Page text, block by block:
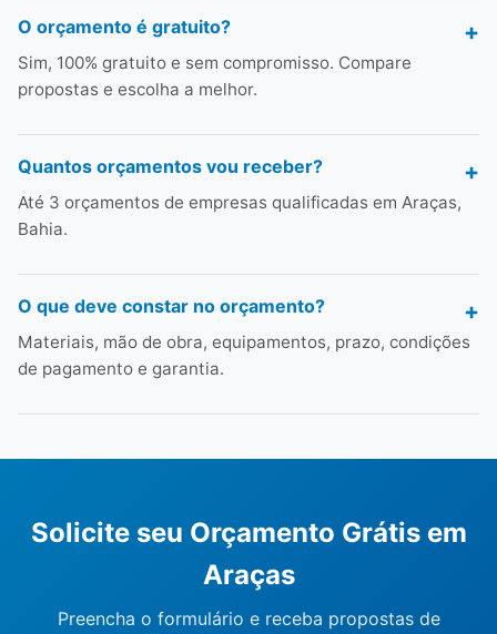
O orçamento é gratuito?
Sim, 100% gratuito e sem compromisso. Compare
propostas e escolha a melhor.
Quantos orçamentos vou receber?
Até 3 orçamentos de empresas qualificadas em Araças,
Bahia.
O que deve constar no orçamento?
Materiais, mão de obra, equipamentos, prazo, condições
de pagamento e garantia.
Solicite seu Orçamento Grátis em
Araças
Preencha o formulário e receba propostas de